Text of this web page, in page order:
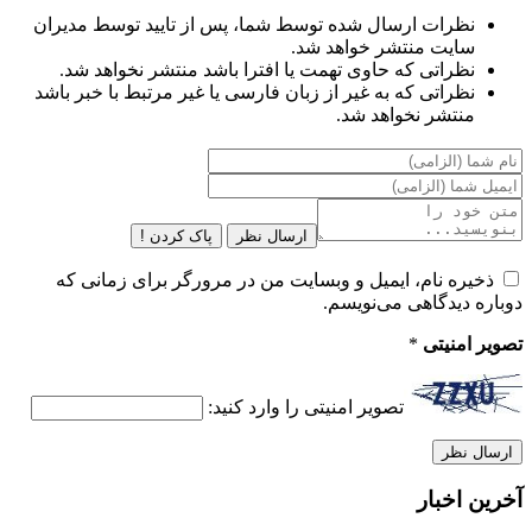
نظرات ارسال شده توسط شما، پس از تایید توسط مدیران
سایت منتشر خواهد شد.
نظراتی که حاوی تهمت یا افترا باشد منتشر نخواهد شد.
نظراتی که به غیر از زبان فارسی یا غیر مرتبط با خبر باشد
منتشر نخواهد شد.
ارسال نظر پاک کردن !
ذخیره نام، ایمیل و وبسایت من در مرورگر برای زمانی که
دوباره دیدگاهی می‌نویسم.
تصویر امنیتی *
تصویر امنیتی را وارد کنید:
آخرین اخبار